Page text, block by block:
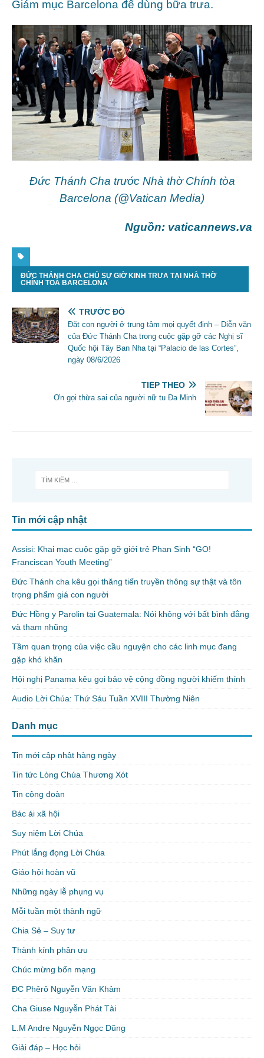
Giám mục Barcelona để dùng bữa trưa.
Đức Thánh Cha trước Nhà thờ Chính tòa
Barcelona (@Vatican Media)
Nguồn: vaticannews.va
ĐỨC THÁNH CHA CHỦ SỰ GIỜ KINH TRƯA TẠI NHÀ THỜ
CHÍNH TOÀ BARCELONA
TRƯỚC ĐÓ
Đặt con người ở trung tâm mọi quyết định – Diễn văn
của Đức Thánh Cha trong cuộc gặp gỡ các Nghị sĩ
Quốc hội Tây Ban Nha tại “Palacio de las Cortes”,
ngày 08/6/2026
TIẾP THEO
Ơn gọi thừa sai của người nữ tu Đa Minh
Tin mới cập nhật
Assisi: Khai mạc cuộc gặp gỡ giới trẻ Phan Sinh “GO!
Franciscan Youth Meeting”
Đức Thánh cha kêu gọi thăng tiến truyền thông sự thật và tôn
trọng phẩm giá con người
Đức Hồng y Parolin tại Guatemala: Nói không với bất bình đẳng
và tham nhũng
Tầm quan trọng của việc cầu nguyện cho các linh mục đang
gặp khó khăn
Hội nghị Panama kêu gọi bảo vệ cộng đồng người khiếm thính
Audio Lời Chúa: Thứ Sáu Tuần XVIII Thường Niên
Danh mục
Tin mới cập nhật hàng ngày
Tin tức Lòng Chúa Thương Xót
Tin cộng đoàn
Bác ái xã hội
Suy niệm Lời Chúa
Phút lắng đọng Lời Chúa
Giáo hội hoàn vũ
Những ngày lễ phụng vụ
Mỗi tuần một thành ngữ
Chia Sẻ – Suy tư
Thành kính phân ưu
Chúc mừng bổn mạng
ĐC Phêrô Nguyễn Văn Khảm
Cha Giuse Nguyễn Phát Tài
L.M Andre Nguyễn Ngọc Dũng
Giải đáp – Học hỏi